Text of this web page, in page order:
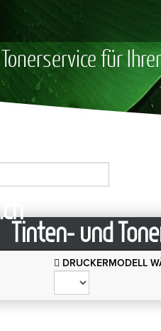
für
Tinten- und
DRUCKERMODELL